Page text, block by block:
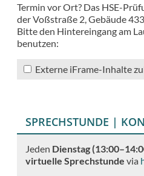
Termin vor Ort? Das HSE-
der Voßstraße 2, Gebäude
Bitte den Hintereingang am
benutzen:
Externe iFrame-Inhalte
SPRECHSTUNDE |
Jeden Dienstag
virtuelle Sprechstunde via